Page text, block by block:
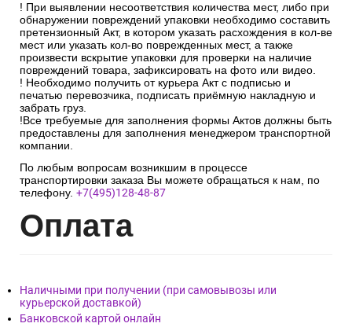
! При выявлении несоответствия количества мест, либо при
обнаружении повреждений упаковки необходимо составить
претензионный Акт, в котором указать расхождения в кол-ве
мест или указать кол-во поврежденных мест, а также
произвести вскрытие упаковки для проверки на наличие
повреждений товара, зафиксировать на фото или видео.
! Необходимо получить от курьера Акт с подписью и
печатью перевозчика, подписать приёмную накладную и
забрать груз.
!Все требуемые для заполнения формы Актов должны быть
предоставлены для заполнения менеджером транспортной
компании.
По любым вопросам возникшим в процессе
транспортировки заказа Вы можете обращаться к нам, по
телефону. +7(495)128-48-87
Оплата
Наличными при получении (при самовывозы или
курьерской доставкой)
Банковской картой онлайн